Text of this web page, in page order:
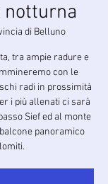
notturna
di Belluno
tra ampie radure e
con le
radi in prossimità
i più allenati ci sarà
Sief ed al monte
panoramico